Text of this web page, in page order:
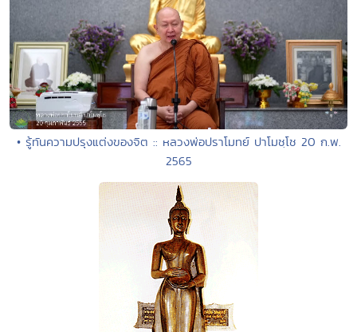
• รู้ทันความปรุงแต่งของจิต :: หลวงพ่อปราโมทย์ ปาโมชฺโช 20 ก.พ.
2565